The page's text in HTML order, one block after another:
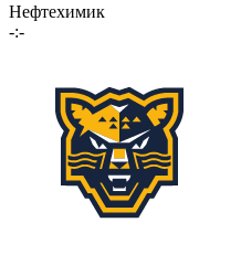
Нефтехимик
-:-